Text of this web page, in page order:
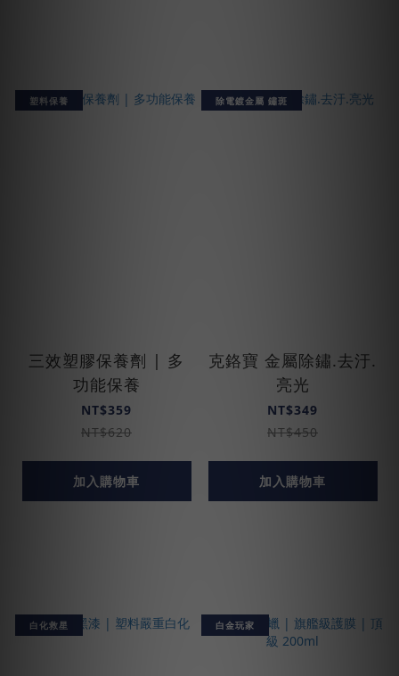
塑料保養
三效塑膠保養劑 | 多
功能保養
NT$359
NT$620
加入購物車
除電鍍金屬 鏽斑
克鉻寶 金屬除鏽.去汙.
亮光
NT$349
NT$450
加入購物車
白化救星 白金玩家